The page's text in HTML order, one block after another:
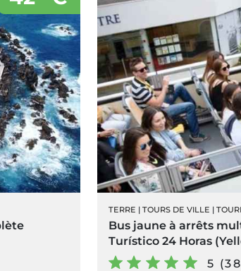
TERRE | TOURS DE VILLE |
Bus jaune à arrêts
Turístico 24 Horas
5